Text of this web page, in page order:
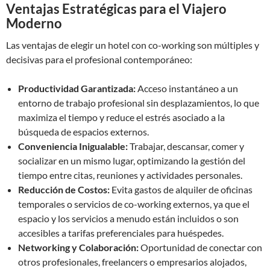
Ventajas Estratégicas para el Viajero
Moderno
Las ventajas de elegir un hotel con co-working son múltiples y
decisivas para el profesional contemporáneo:
Productividad Garantizada:Acceso instantáneo a un
entorno de trabajo profesional sin desplazamientos, lo que
maximiza el tiempo y reduce el estrés asociado a la
búsqueda de espacios externos.
Conveniencia Inigualable:Trabajar, descansar, comer y
socializar en un mismo lugar, optimizando la gestión del
tiempo entre citas, reuniones y actividades personales.
Reducción de Costos: Evita gastos de alquiler de oficinas
temporales o servicios de co-working externos, ya que el
espacio y los servicios a menudo están incluidos o son
accesibles a tarifas preferenciales para huéspedes.
Networking y Colaboración:Oportunidad de conectar con
otros profesionales, freelancers o empresarios alojados,